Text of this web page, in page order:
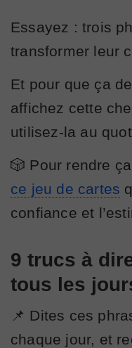
Essayez : trois
transformer leur
Et pour que ça
affichez cette
utilisez-la au
🎲 Pour rendre
ce jeu de cartes
confiance et
9 trucs à
tous les
📌 Dites ces
chaque jour, et